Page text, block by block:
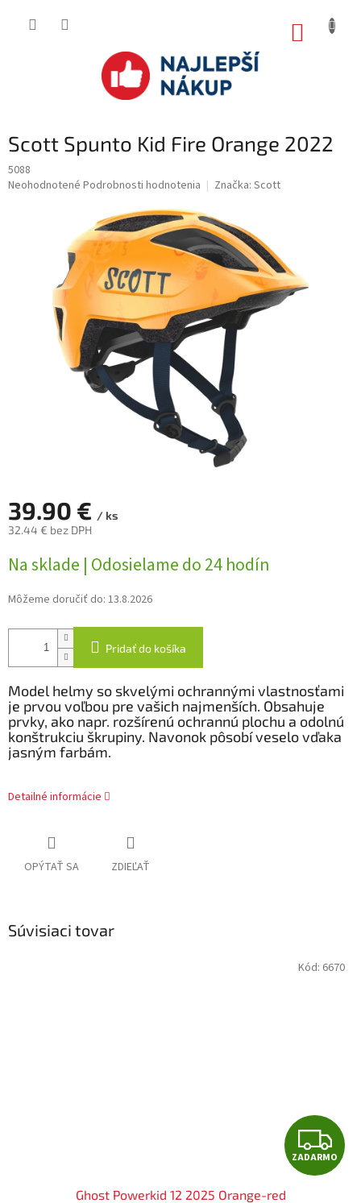
Scott Spunto Kid Fire Orange 2022
5088
Priemerné
hviezdičiek.
Neohodnotené Podrobnosti hodnotenia Značka: Scott
39.90 € / ks
32.44 € bez DPH
cena:
Na sklade | Odosielame do 24 hodín
Môžeme doručiť do: 13.8.2026
Pridať do košíka
Model helmy so skvelými ochrannými vlastnosťami
je prvou voľbou pre vašich najmenších. Obsahuje
prvky, ako napr. rozšírenú ochrannú plochu a odolnú
konštrukciu škrupiny. Navonok pôsobí veselo vďaka
jasným farbám.
Detailné informácie
OPÝTAŤ SA ZDIEĽAŤ
Súvisiaci tovar
Z
A
ZADARMO
Ghost Powerkid 12 2025 Orange-red
Kód: 6670